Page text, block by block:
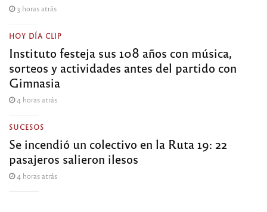
3 horas atrás
HOY DÍA CLIP
Instituto festeja sus 108 años con música,
sorteos y actividades antes del partido con
Gimnasia
4 horas atrás
SUCESOS
Se incendió un colectivo en la Ruta 19: 22
pasajeros salieron ilesos
4 horas atrás